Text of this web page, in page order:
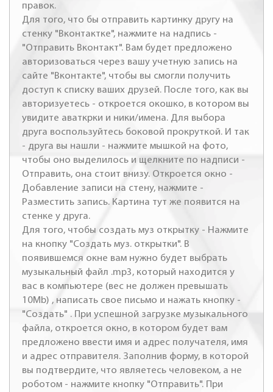
правок.
Для того, что бы отправить картинку другу на
стенку "Вконтактке", нажмите на надпись -
"Отправить Вконтакт". Вам будет предложено
авторизоваться через вашу учетную запись на
сайте "Вконтакте", чтобы вы смогли получить
доступ к списку ваших друзей. После того, как вы
авторизуетесь - откроется окошко, в котором вы
увидите аваткрки и ники/имена. Для выбора
друга воспользуйтесь боковой прокруткой. И так
- друга вы нашли - нажмите мышкой на фото,
чтобы оно выделилось и щелкните по надписи -
Отправить, она стоит внизу. Откроется окно -
Добавление записи на стену, нажмите -
Разместить запись. Картина тут же появится на
стенке у друга.
Для того, чтобы создать муз открытку - Нажмите
на кнопку "Создать муз. открытки". В
появившемся окне вам нужно будет выбрать
музыкальный файл .mp3, который находится у
вас в компьютере (вес не должен превышать
10Mb) , написать свое письмо и нажать кнопку -
"Создать" . При успешной загрузке музыкального
файла, откроется окно, в котором будет вам
предложено ввести имя и адрес получателя, имя
и адрес отправителя. Заполнив форму, в которой
вы подтвердите, что являетесь человеком, а не
роботом - нажмите кнопку "Отправить". При